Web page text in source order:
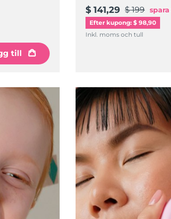
till
$ 141,29 $ 199 spara
Efter kupong: $ 98,90
Inkl. moms och tull